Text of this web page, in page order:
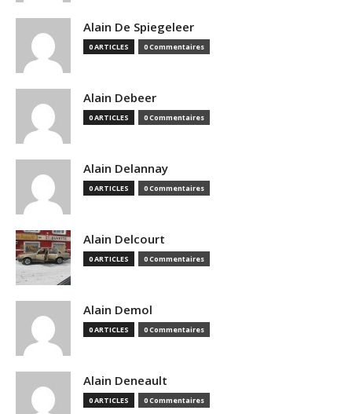
Alain De Spiegeleer
0 ARTICLES 0 Commentaires
Alain Debeer
0 ARTICLES 0 Commentaires
Alain Delannay
0 ARTICLES 0 Commentaires
Alain Delcourt
0 ARTICLES 0 Commentaires
Alain Demol
0 ARTICLES 0 Commentaires
Alain Deneault
0 ARTICLES 0 Commentaires